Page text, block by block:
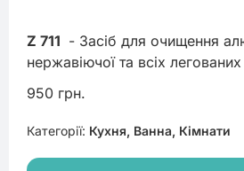
Z 711 - Засіб для очищення
нержавіючої та всіх
950 грн.
Категорії: Кухня, Ванна, Кімнати